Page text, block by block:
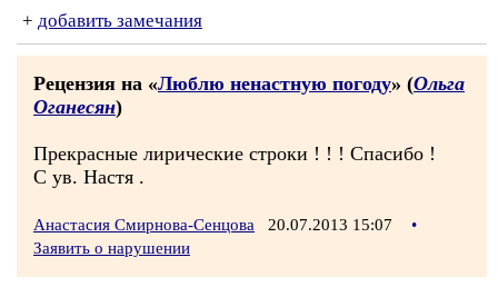
+ добавить замечания
Рецензия на «Люблю ненастную погоду» (Ольга
Оганесян)
Прекрасные лирические строки ! ! ! Спасибо !
С ув. Настя .
Анастасия Смирнова-Сенцова 20.07.2013 15:07
•
Заявить о нарушении